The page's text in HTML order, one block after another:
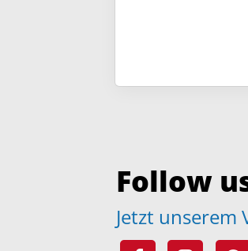
Follow
Jetzt unserem